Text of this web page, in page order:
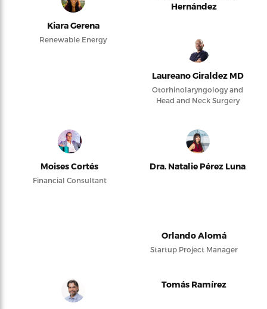
Kiara Gerena
Renewable Energy
Hernández
Laureano Giraldez MD
Otorhinolaryngology and
Head and Neck Surgery
Moises Cortés
Financial Consultant
Dra. Natalie Pérez Luna
Orlando Alomá
Startup Project Manager
Tomás Ramírez